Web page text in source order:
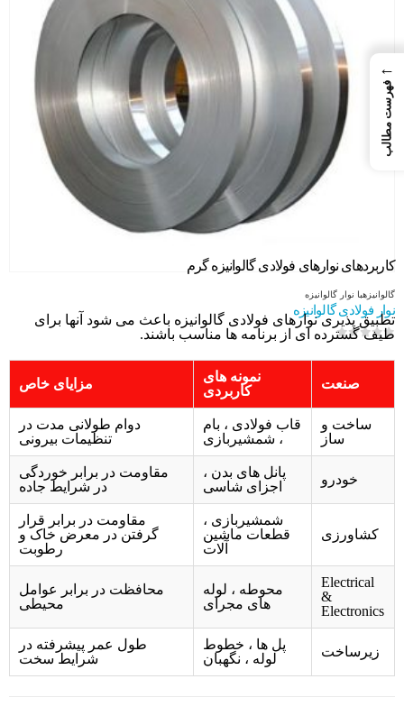
گالوانیزهبا نوار گالوانیزه
نوار فولادی گالوانیزه
کاربردهای نوارهای فولادی گالوانیزه گرم
تطبیق پذیری نوارهای فولادی گالوانیزه باعث می شود آنها برای
طیف گسترده ای از برنامه ها مناسب باشند.
صنعت
نمونه های
کاربردی
مزایای خاص
ساخت و
ساز
قاب فولادی ، بام
، شمشیربازی
دوام طولانی مدت در
تنظیمات بیرونی
خودرو
پانل های بدن ،
اجزای شاسی
مقاومت در برابر خوردگی
در شرایط جاده
کشاورزی
شمشیربازی ،
قطعات ماشین
آلات
مقاومت در برابر قرار
گرفتن در معرض خاک و
رطوبت
Electrical
&
Electronics
محوطه ، لوله
های مجرای
محافظت در برابر عوامل
محیطی
زیرساخت
پل ها ، خطوط
لوله ، نگهبان
طول عمر پیشرفته در
شرایط سخت
←
فهرست مطالب